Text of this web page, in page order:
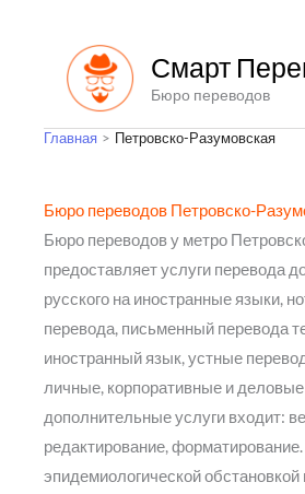
содержимому
Смарт
Бюро переводов
Главная Петровско-Разумовская
Бюро переводов Петровско-
Бюро переводов у метро
предоставляет услуги перевода
русского на иностранные языки,
перевода, письменный перевода
иностранный язык, устные
личные, корпоративные и
дополнительные услуги входит:
редактирование, форматирование.
эпидемиологической